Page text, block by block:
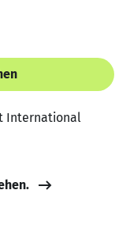
International